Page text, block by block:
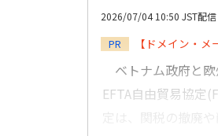
2026/07/04 10:50 JST配信
PR 【ドメイン・
ベトナム政府と欧
EFTA自由貿易協定